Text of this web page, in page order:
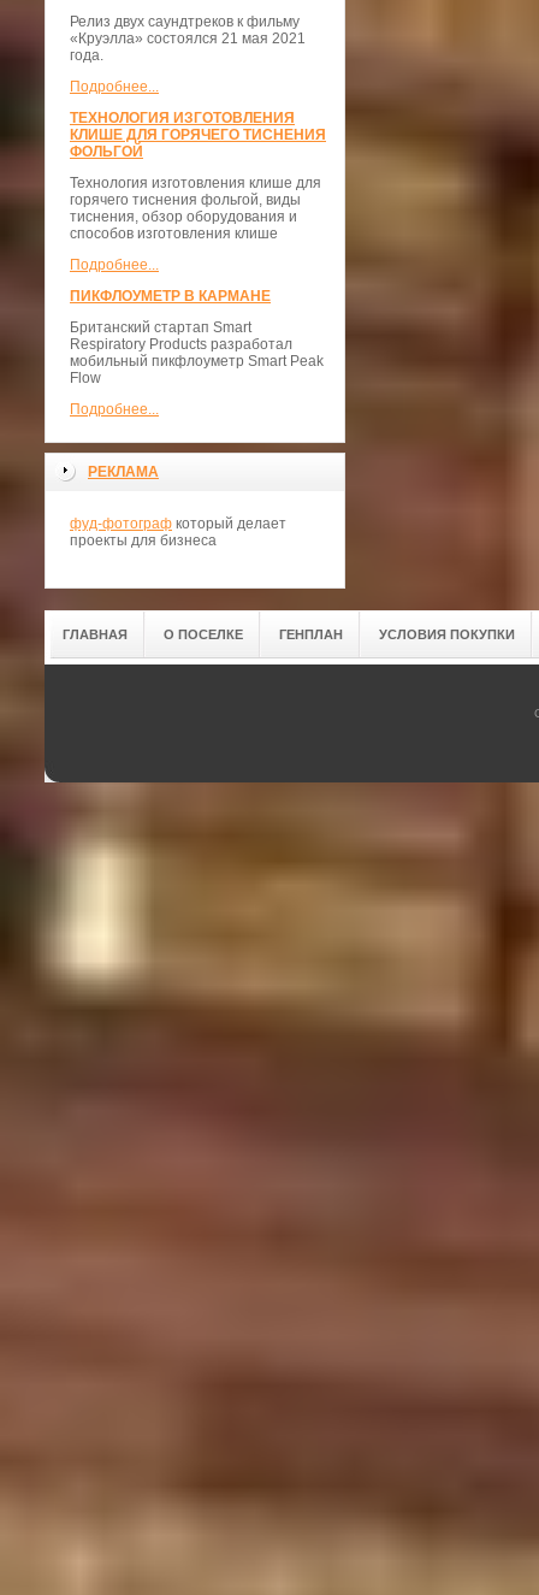
Релиз двух саундтреков к фильму
«Круэлла» состоялся 21 мая 2021
года.
Подробнее...
ТЕХНОЛОГИЯ ИЗГОТОВЛЕНИЯ
КЛИШЕ ДЛЯ ГОРЯЧЕГО ТИСНЕНИЯ
ФОЛЬГОЙ
Технология изготовления клише для
горячего тиснения фольгой, виды
тиснения, обзор оборудования и
способов изготовления клише
Подробнее...
ПИКФЛОУМЕТР В КАРМАНЕ
Британский стартап Smart
Respiratory Products разработал
мобильный пикфлоуметр Smart Peak
Flow
Подробнее...
РЕКЛАМА
фуд-фотограф который делает
проекты для бизнеса
ГЛАВНАЯ О ПОСЕЛКЕ ГЕНПЛАН УСЛОВИЯ ПОКУПКИ